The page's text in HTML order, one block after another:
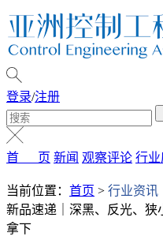
登录/注册
首 页 新闻 观察评论 行业
当前位置： 首页 > 行业资讯
新品速递｜深黑、反光、
拿下